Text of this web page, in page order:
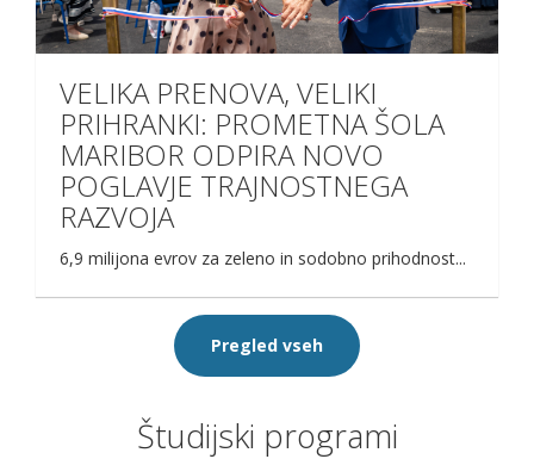
VELIKA PRENOVA, VELIKI
PRIHRANKI: PROMETNA ŠOLA
MARIBOR ODPIRA NOVO
POGLAVJE TRAJNOSTNEGA
RAZVOJA
6,9 milijona evrov za zeleno in sodobno prihodnost...
Pregled vseh
Študijski programi